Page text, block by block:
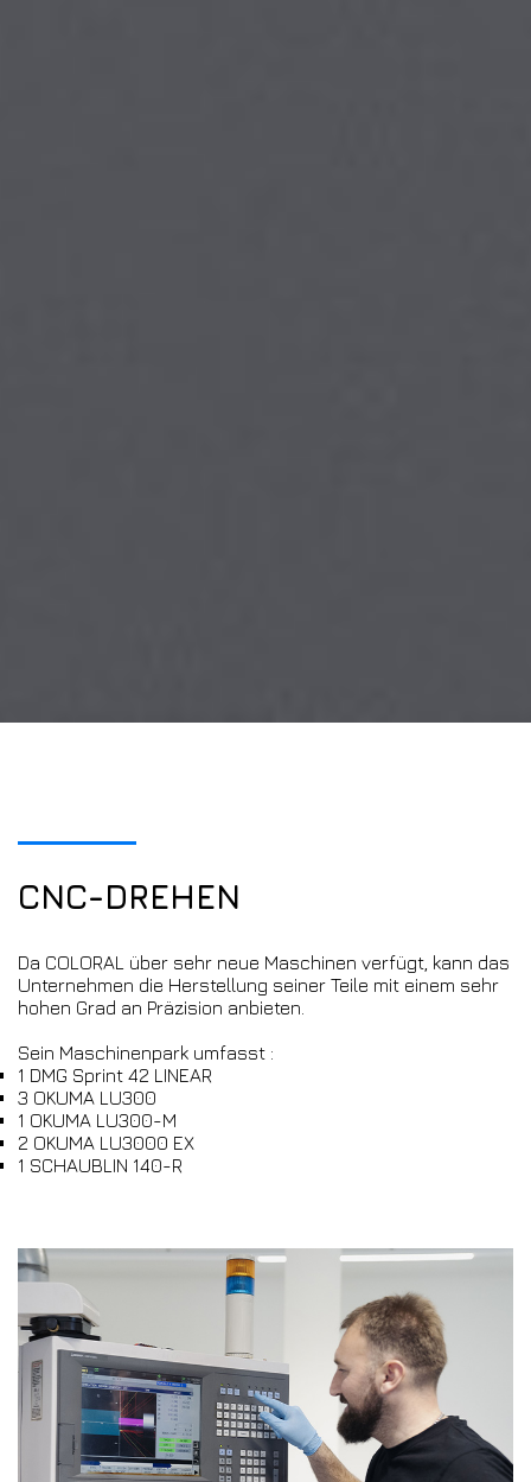
CNC-DREHEN
Da COLORAL über sehr neue Maschinen verfügt, kann das
Unternehmen die Herstellung seiner Teile mit einem sehr
hohen Grad an Präzision anbieten.
Sein Maschinenpark umfasst :
1 DMG Sprint 42 LINEAR
3 OKUMA LU300
1 OKUMA LU300-M
2 OKUMA LU3000 EX
1 SCHAUBLIN 140-R